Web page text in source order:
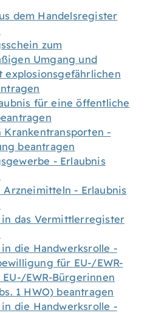
dem Handelsregister
zum
Umgang und
explosionsgefährlichen
für eine öffentliche
Krankentransporten -
beantragen
- Erlaubnis
Arzneimitteln - Erlaubnis
das Vermittlerregister
die Handwerksrolle -
für EU-/EWR-
EWR-Bürgerinnen
1 HWO) beantragen
die Handwerksrolle -